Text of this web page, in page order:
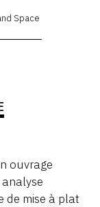
Space
ouvrage
de mise à plat